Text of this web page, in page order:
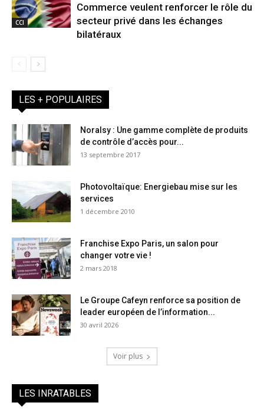
CCI
Commerce veulent renforcer le rôle du
secteur privé dans les échanges
bilatéraux
LES + POPULAIRES
Noralsy : Une gamme complète de produits
de contrôle d’accès pour...
13 septembre 2017
Photovoltaïque: Energiebau mise sur les
services
1 décembre 2010
Franchise Expo Paris, un salon pour
changer votre vie !
2 mars 2018
Le Groupe Cafeyn renforce sa position de
leader européen de l’information...
30 avril 2026
Voir plus
LES INRATABLES